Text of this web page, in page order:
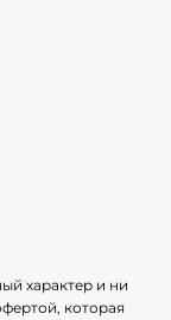
характер и ни
которая